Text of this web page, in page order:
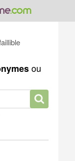
ou